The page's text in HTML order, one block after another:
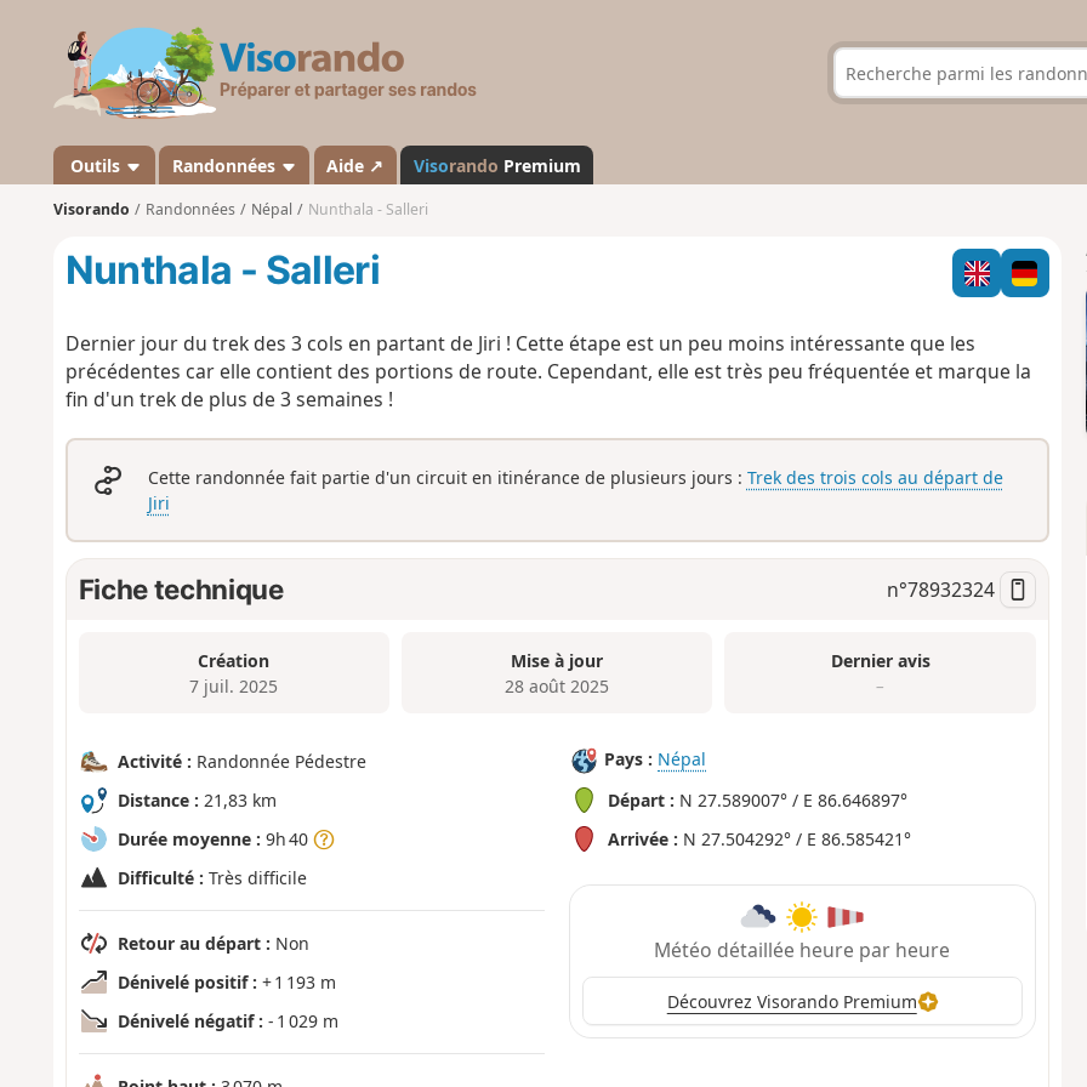
s
a
n
Outils Randonnées Aide ↗ Visorando Premium
Visorando Randonnées Népal Nunthala - Salleri
Nunthala - Salleri
Dernier jour du trek des 3 cols en partant de Jiri ! Cette étape est un peu moins intéressante que les
précédentes car elle contient des portions de route. Cependant, elle est très peu fréquentée et marque la
fin d'un trek de plus de 3 semaines !
Cette randonnée fait partie d'un circuit en itinérance de plusieurs jours : Trek des trois cols au départ de
Jiri
Fiche technique n°78932324
Création
7 juil. 2025
Mise à jour
28 août 2025
Dernier avis
–
Activité : Randonnée Pédestre
Distance : 21,83 km
Durée moyenne : 9h 40
Difficulté : Très difficile
Retour au départ : Non
Dénivelé positif : + 1 193 m
Dénivelé négatif : - 1 029 m
Pays : Népal
Départ : N 27.589007° / E 86.646897°
Arrivée : N 27.504292° / E 86.585421°
Météo détaillée heure par heure
Découvrez Visorando Premium